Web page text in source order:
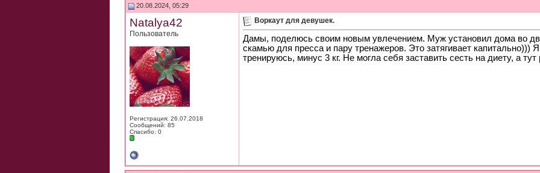
20.08.2024, 05:29
Natalya42
Пользователь
Регистрация: 26.07.2018
Сообщений: 85
Спасибо: 0
Воркаут для девушек.
Дамы, поделюсь своим новым увлечением. Муж установил дома во
скамью для пресса и пару тренажеров. Это затягивает капитально)))
тренируюсь, минус 3 кг. Не могла себя заставить сесть на диету, а тут